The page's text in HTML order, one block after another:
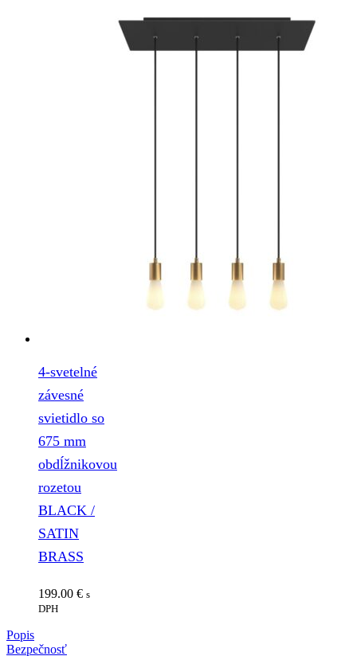
4-svetelné
závesné
svietidlo so
675 mm
obdĺžnikovou
rozetou
BLACK /
SATIN
BRASS
199.00 € s
DPH
Popis
Bezpečnosť